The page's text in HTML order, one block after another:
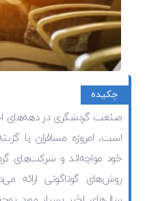
چکیده
صنعت گردشگری در دهه‌های
است. امروزه مسافران با
خود مواجه‌اند و شرکت‌های
روش‌های گوناگونی ارائه